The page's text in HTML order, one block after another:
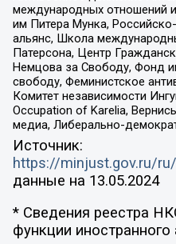
международных отношений
им Питера Мунка,
альянс, Школа
Патерсона, Центр
Немцова за Свободу, Фонд
свободу, Феминистское
Комитет независимости
Occupation of Karelia,
медиа, Либерально-
Источник:
https://minjust.gov.ru/
данные на 13.05.2024
* Сведения реестра
функции иностранного